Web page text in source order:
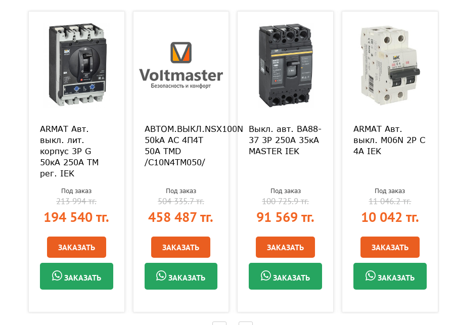
ARMAT Авт.
выкл. лит.
корпус 3P G
50кА 250А ТМ
рег. IEK
Под заказ
213 994 тг.
194 540 тг.
ЗАКАЗАТЬ
ЗАКАЗАТЬ
АВТОМ.ВЫКЛ.NSX100N
50kA AC 4П4Т
50A TMD
/C10N4TM050/
Под заказ
504 335.7 тг.
458 487 тг.
ЗАКАЗАТЬ
ЗАКАЗАТЬ
Выкл. авт. ВА88-
37 3Р 250А 35кА
MASTER IEK
Под заказ
100 725.9 тг.
91 569 тг.
ЗАКАЗАТЬ
ЗАКАЗАТЬ
ARMAT Авт.
выкл. M06N 2P C
4А IEK
Под заказ
11 046.2 тг.
10 042 тг.
ЗАКАЗАТЬ
ЗАКАЗАТЬ